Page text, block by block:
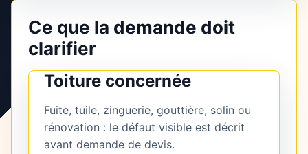
Ce que la demande doit
clarifier
Toiture concernée
Fuite, tuile, zinguerie, gouttière, solin ou
rénovation : le défaut visible est décrit
avant demande de devis.